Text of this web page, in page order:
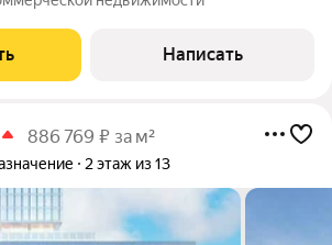
Потолочные окна. По факту это (-1 этаж) с
этажа.
Написать
886 769 ₽ за м²
2 этаж из 13